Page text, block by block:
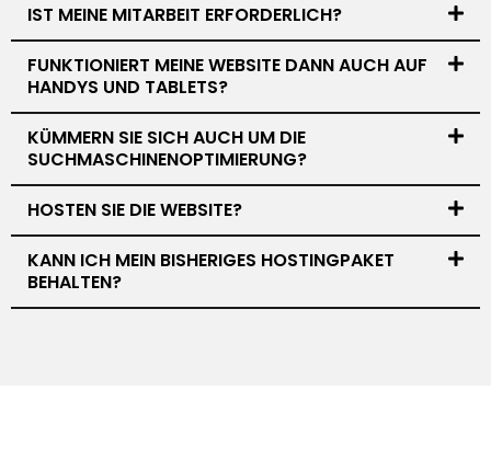
IST MEINE MITARBEIT ERFORDERLICH?
FUNKTIONIERT MEINE WEBSITE DANN AUCH AUF
HANDYS UND TABLETS?
KÜMMERN SIE SICH AUCH UM DIE
SUCHMASCHINENOPTIMIERUNG?
HOSTEN SIE DIE WEBSITE?
KANN ICH MEIN BISHERIGES HOSTINGPAKET
BEHALTEN?